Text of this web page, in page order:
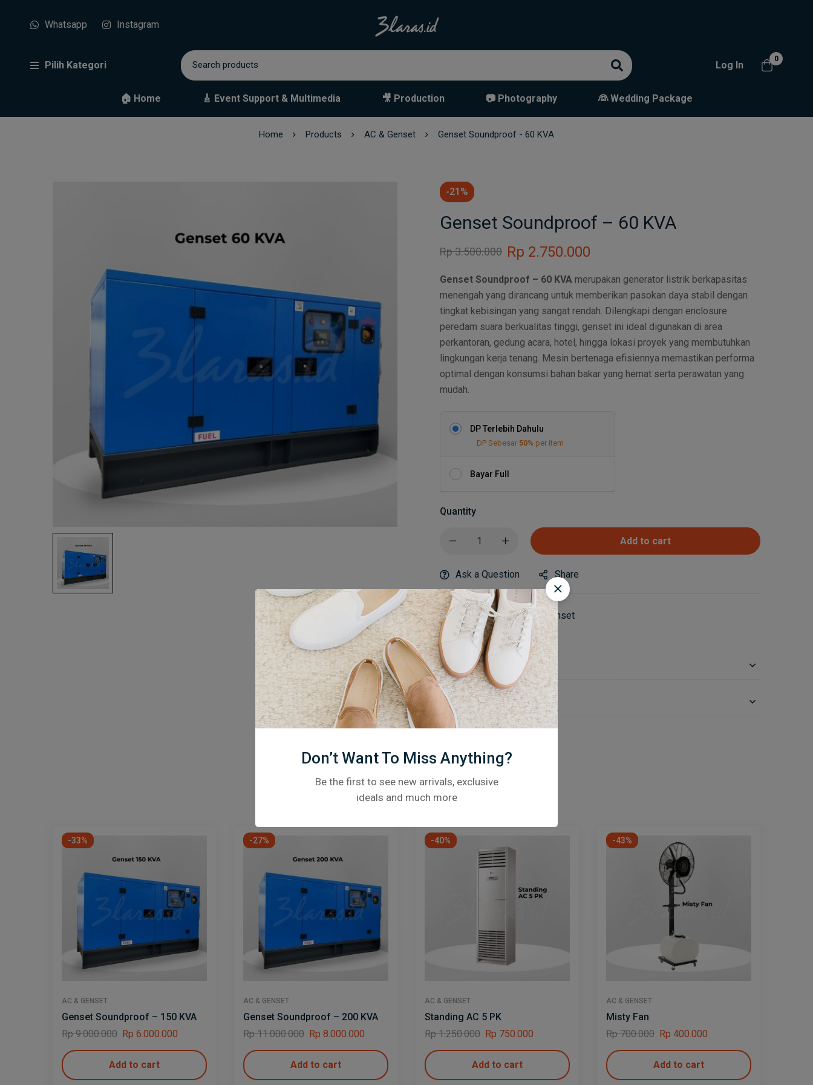
Pilih Kategori Log In
0
Whatsapp Instagram
🏠 Home 🎸 Event Support & Multimedia 🎥 Production 📷 Photography 👰 Wedding Package
Home Products AC & Genset Genset Soundproof - 60 KVA
-21%
Genset Soundproof – 60 KVA
Rp3.500.000 Rp 2.750.000
Genset Soundproof – 60 KVA merupakan generator listrik berkapasitas
menengah yang dirancang untuk memberikan pasokan daya stabil dengan
tingkat kebisingan yang sangat rendah. Dilengkapi dengan enclosure
peredam suara berkualitas tinggi, genset ini ideal digunakan di area
perkantoran, gedung acara, hotel, hingga lokasi proyek yang membutuhkan
lingkungan kerja tenang. Mesin bertenaga efisiennya memastikan performa
optimal dengan konsumsi bahan bakar yang hemat serta perawatan yang
mudah.
DP Terlebih Dahulu
DP Sebesar 50% per item
Bayar Full
Quantity
Add to cart
Ask a Question Share
Category: AC & Genset
Description
Additional Information
Related products
-33%
AC & GENSET
Genset Soundproof – 150 KVA
Rp9.000.000 Rp 6.000.000
Add to cart
-27%
AC & GENSET
Genset Soundproof – 200 KVA
Rp11.000.000 Rp 8.000.000
Add to cart
-40%
AC & GENSET
Standing AC 5 PK
Rp1.250.000 Rp 750.000
Add to cart
-43%
AC & GENSET
Misty Fan
Rp700.000 Rp 400.000
Add to cart
Don’t Want To Miss Anything?
Be the first to see new arrivals, exclusive
ideals and much more